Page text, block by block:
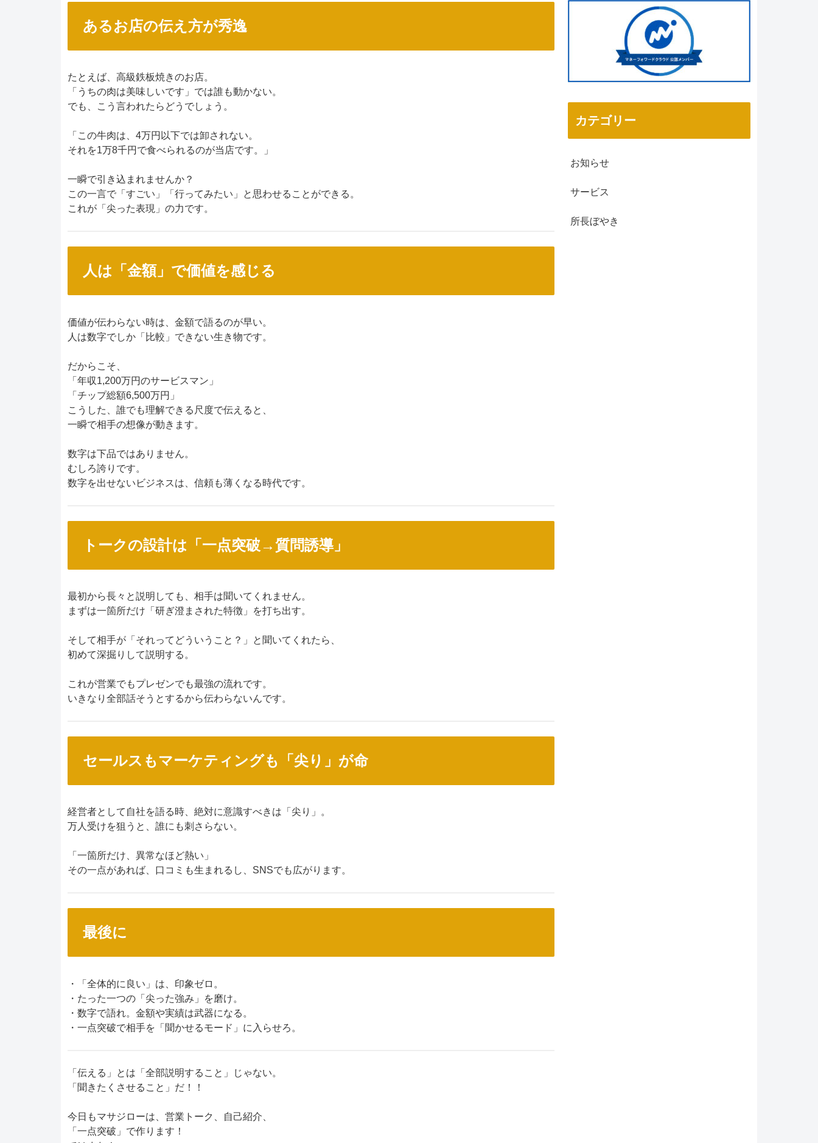
あるお店の伝え方が秀逸
たとえば、高級鉄板焼きのお店。
「うちの肉は美味しいです」では誰も動かない。
でも、こう言われたらどうでしょう。
「この牛肉は、4万円以下では卸されない。
それを1万8千円で食べられるのが当店です。」
一瞬で引き込まれませんか？
この一言で「すごい」「行ってみたい」と思わせることができる。
これが「尖った表現」の力です。
人は「金額」で価値を感じる
価値が伝わらない時は、金額で語るのが早い。
人は数字でしか「比較」できない生き物です。
だからこそ、
「年収1,200万円のサービスマン」
「チップ総額6,500万円」
こうした、誰でも理解できる尺度で伝えると、
一瞬で相手の想像が動きます。
数字は下品ではありません。
むしろ誇りです。
数字を出せないビジネスは、信頼も薄くなる時代です。
トークの設計は「一点突破→質問誘導」
最初から長々と説明しても、相手は聞いてくれません。
まずは一箇所だけ「研ぎ澄まされた特徴」を打ち出す。
そして相手が「それってどういうこと？」と聞いてくれたら、
初めて深掘りして説明する。
これが営業でもプレゼンでも最強の流れです。
いきなり全部話そうとするから伝わらないんです。
セールスもマーケティングも「尖り」が命
経営者として自社を語る時、絶対に意識すべきは「尖り」。
万人受けを狙うと、誰にも刺さらない。
「一箇所だけ、異常なほど熱い」
その一点があれば、口コミも生まれるし、SNSでも広がります。
最後に
・「全体的に良い」は、印象ゼロ。
・たった一つの「尖った強み」を磨け。
・数字で語れ。金額や実績は武器になる。
・一点突破で相手を「聞かせるモード」に入らせろ。
「伝える」とは「全部説明すること」じゃない。
「聞きたくさせること」だ！！
今日もマサジローは、営業トーク、自己紹介、
「一点突破」で作ります！
カテゴリー
お知らせ
サービス
所長ぼやき